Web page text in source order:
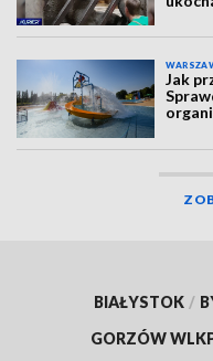
Jak
BIAŁYSTOK /
GORZÓW